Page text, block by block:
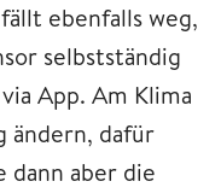
ebenfalls weg,
selbstständig
App. Am Klima
ändern, dafür
dann aber die